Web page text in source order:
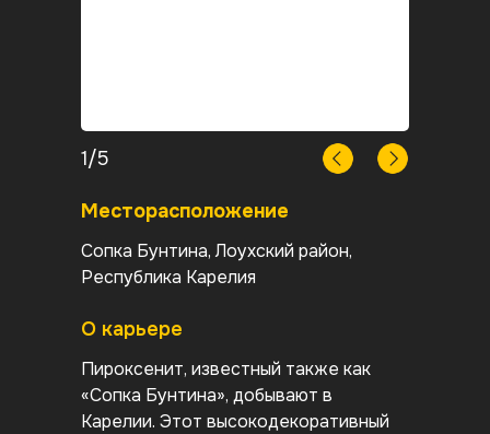
Месторасположение
Сопка Бунтина, Лоухский район,
Республика Карелия
О карьере
Пироксенит, известный также как
«Сопка Бунтина», добывают в
Карелии. Этот высокодекоративный
1/5